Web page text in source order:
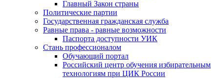
Главный Закон страны
Политические партии
Государственная гражданская служба
Равные права - равные возможности
Паспорта доступности УИК
Стань профессионалом
Обучающий портал
Российский центр обучения избирательным
технологиям при ЦИК России